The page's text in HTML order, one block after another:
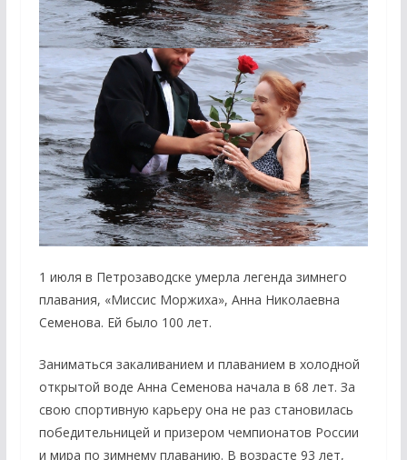
1 июля в Петрозаводске умерла легенда зимнего
плавания, «Миссис Моржиха», Анна Николаевна
Семенова. Ей было 100 лет.
Заниматься закаливанием и плаванием в холодной
открытой воде Анна Семенова начала в 68 лет. За
свою спортивную карьеру она не раз становилась
победительницей и призером чемпионатов России
и мира по зимнему плаванию. В возрасте 93 лет,